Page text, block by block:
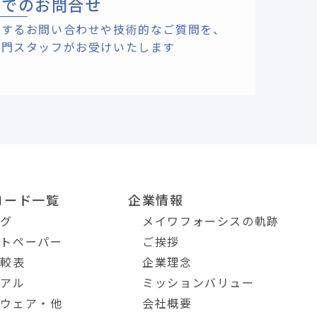
るお問い合わせや技術的なご質問を、
スタッフがお受けいたします
ド一覧
ペーパー
表
ル
ェア・他
企業情報
メイワフォーシスの軌跡
ご挨拶
企業理念
ミッションバリュー
会社概要